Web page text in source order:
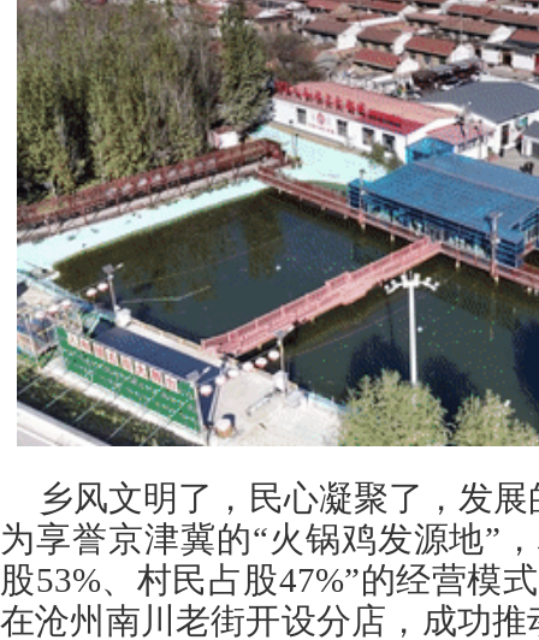
乡风文明了，民心凝聚了，发
为享誉京津冀的“火锅鸡发源地”
股53%、村民占股47%”的经营模
在沧州南川老街开设分店，成功